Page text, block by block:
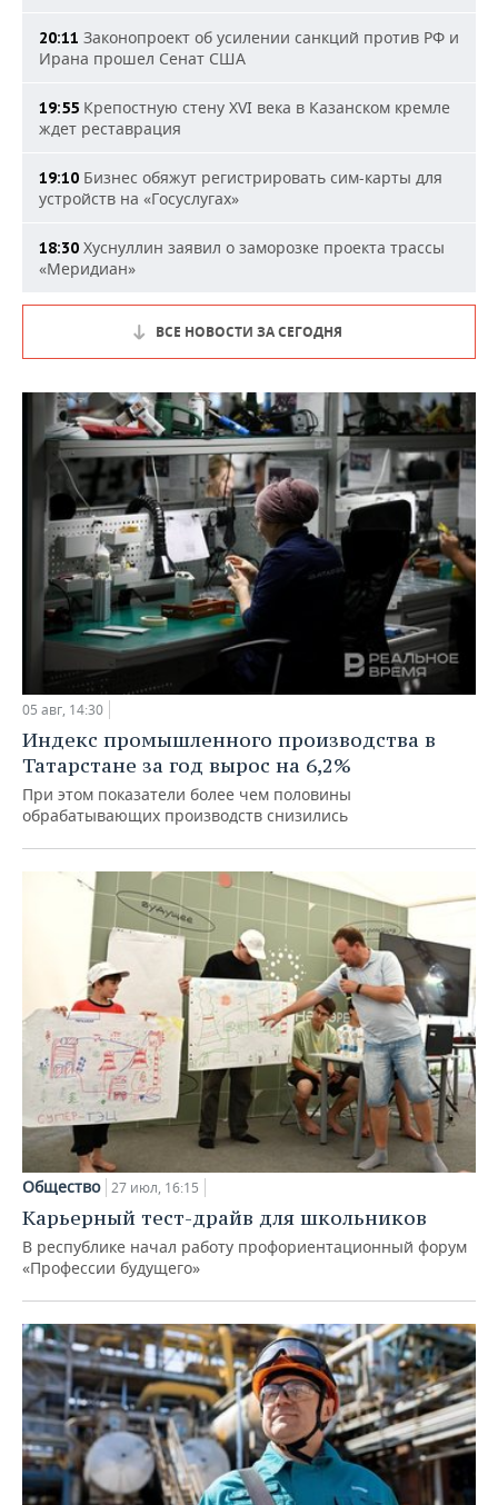
20:11 Законопроект об усилении санкций против РФ и
Ирана прошел Сенат США
19:55 Крепостную стену XVI века в Казанском кремле
ждет реставрация
19:10 Бизнес обяжут регистрировать сим-карты для
устройств на «Госуслугах»
18:30 Хуснуллин заявил о заморозке проекта трассы
«Меридиан»
ВСЕ НОВОСТИ ЗА СЕГОДНЯ
05 авг, 14:30
Индекс промышленного производства в
Татарстане за год вырос на 6,2%
При этом показатели более чем половины
обрабатывающих производств снизились
Общество 27 июл, 16:15
Карьерный тест-драйв для школьников
В республике начал работу профориентационный форум
«Профессии будущего»